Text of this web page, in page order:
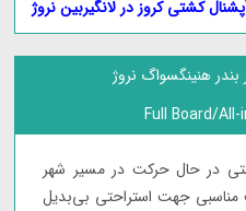
کشتی کروز در لانگیربین نروژ
هنینگسواگ نروژ
در حال حرکت در مسیر شهر
جهت استراحتی بی‌بدیل